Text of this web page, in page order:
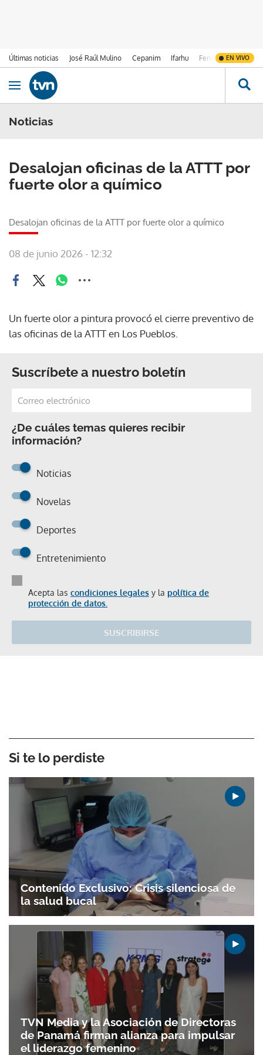
Últimas noticias José Raúl Mulino Cepanim Ifarhu Fenómeno de El
EN VIVO
Ir al contenido
Obrir navegació
Noticias
Desalojan oficinas de la ATTT por
fuerte olor a químico
Desalojan oficinas de la ATTT por fuerte olor a químico
08 de junio 2026 - 12:32
Un fuerte olor a pintura provocó el cierre preventivo de
las oficinas de la ATTT en Los Pueblos.
Suscríbete a nuestro boletín
¿De cuáles temas quieres recibir
información?
Noticias
Novelas
Deportes
Entretenimiento
Acepta las condiciones legales y la política de
protección de datos.
SUSCRIBIRSE
Si te lo perdiste
Contenido Exclusivo: Crisis silenciosa de
la salud bucal
TVN Media y la Asociación de Directoras
de Panamá firman alianza para impulsar
el liderazgo femenino